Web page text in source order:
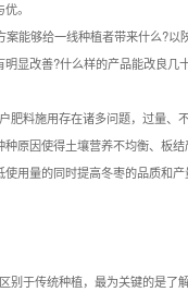
。
案能够给一线种植者带来什么?以
显改善?什么样的产品能改良
肥料施用存在诸多问题，过量、
种原因使得土壤营养不均衡、板
用量的同时提高冬枣的品质和
别于传统种植，最为关键的是了